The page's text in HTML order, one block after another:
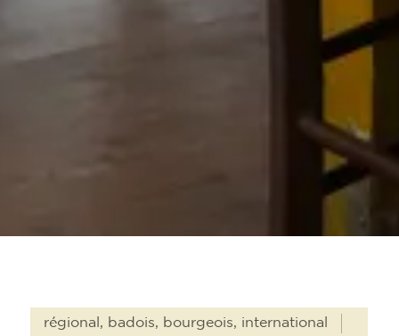
régional, badois, bourgeois, international